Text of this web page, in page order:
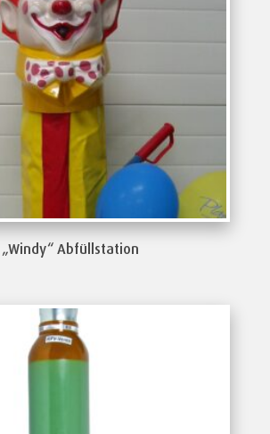
„Windy“ Abfüllstation